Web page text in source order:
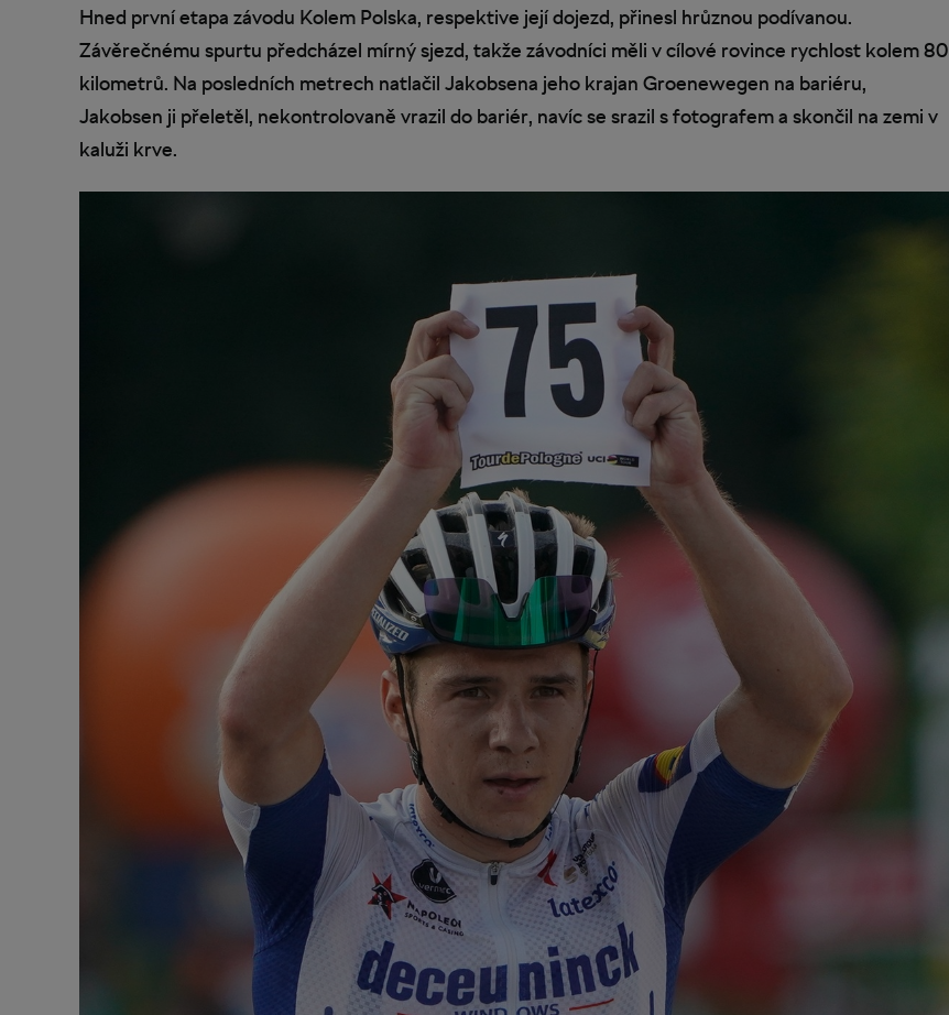
Hned první etapa závodu Kolem Polska, respektive její dojezd, přinesl hrůznou podívanou.
Závěrečnému spurtu předcházel mírný sjezd, takže závodníci měli v cílové rovince rychlost kolem 80
kilometrů. Na posledních metrech natlačil Jakobsena jeho krajan Groenewegen na bariéru,
Jakobsen ji přeletěl, nekontrolovaně vrazil do bariér, navíc se srazil s fotografem a skončil na zemi v
kaluži krve.